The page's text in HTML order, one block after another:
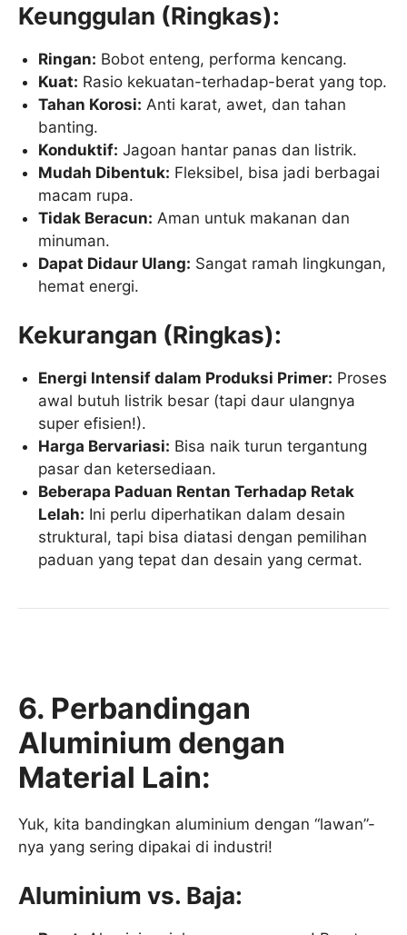
Keunggulan (Ringkas):
Ringan: Bobot enteng, performa kencang.
Kuat: Rasio kekuatan-terhadap-berat yang top.
Tahan Korosi: Anti karat, awet, dan tahan
banting.
Konduktif: Jagoan hantar panas dan listrik.
Mudah Dibentuk: Fleksibel, bisa jadi berbagai
macam rupa.
Tidak Beracun: Aman untuk makanan dan
minuman.
Dapat Didaur Ulang: Sangat ramah lingkungan,
hemat energi.
Kekurangan (Ringkas):
Energi Intensif dalam Produksi Primer: Proses
awal butuh listrik besar (tapi daur ulangnya
super efisien!).
Harga Bervariasi: Bisa naik turun tergantung
pasar dan ketersediaan.
Beberapa Paduan Rentan Terhadap Retak
Lelah: Ini perlu diperhatikan dalam desain
struktural, tapi bisa diatasi dengan pemilihan
paduan yang tepat dan desain yang cermat.
6. Perbandingan
Aluminium dengan
Material Lain:
Yuk, kita bandingkan aluminium dengan “lawan”-
nya yang sering dipakai di industri!
Aluminium vs. Baja: